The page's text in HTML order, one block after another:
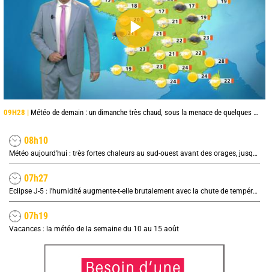
09H28 | Météo de demain : un dimanche très chaud, sous la menace de quelques orages
08h10
Météo aujourd'hui : très fortes chaleurs au sud-ouest avant des orages, jusqu'à 39°C
07h27
Eclipse J-5 : l'humidité augmente-t-elle brutalement avec la chute de température pendant l'éclipse du 12 août ?
07h19
Vacances : la météo de la semaine du 10 au 15 août